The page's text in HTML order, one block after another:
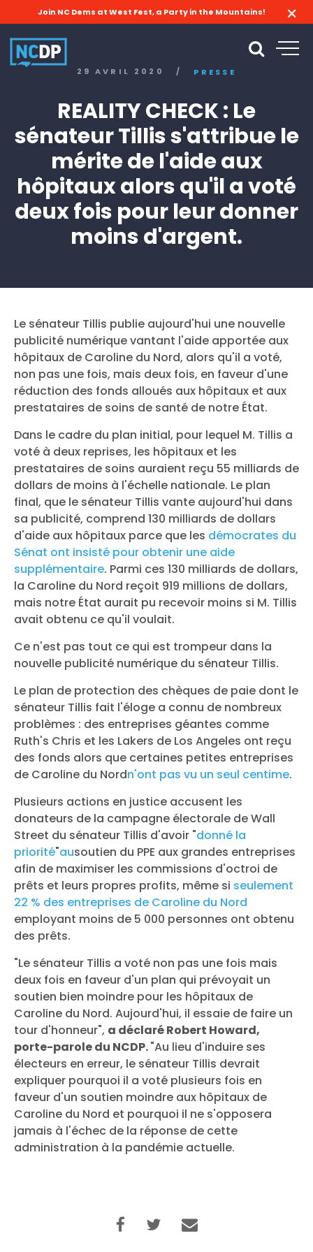
Join NC Dems at West Fest, a Party in the Mountains!
29 AVRIL 2020 / PRESSE
REALITY CHECK : Le
sénateur Tillis s'attribue le
mérite de l'aide aux
hôpitaux alors qu'il a voté
deux fois pour leur donner
moins d'argent.
Le sénateur Tillis publie aujourd'hui une nouvelle
publicité numérique vantant l'aide apportée aux
hôpitaux de Caroline du Nord, alors qu'il a voté,
non pas une fois, mais deux fois, en faveur d'une
réduction des fonds alloués aux hôpitaux et aux
prestataires de soins de santé de notre État.
Dans le cadre du plan initial, pour lequel M. Tillis a
voté à deux reprises, les hôpitaux et les
prestataires de soins auraient reçu 55 milliards de
dollars de moins à l'échelle nationale. Le plan
final, que le sénateur Tillis vante aujourd'hui dans
sa publicité, comprend 130 milliards de dollars
d'aide aux hôpitaux parce que les démocrates du
Sénat ont insisté pour obtenir une aide
supplémentaire. Parmi ces 130 milliards de dollars,
la Caroline du Nord reçoit 919 millions de dollars,
mais notre État aurait pu recevoir moins si M. Tillis
avait obtenu ce qu'il voulait.
Ce n'est pas tout ce qui est trompeur dans la
nouvelle publicité numérique du sénateur Tillis.
Le plan de protection des chèques de paie dont le
sénateur Tillis fait l'éloge a connu de nombreux
problèmes : des entreprises géantes comme
Ruth's Chris et les Lakers de Los Angeles ont reçu
des fonds alors que certaines petites entreprises
de Caroline du Nordn'ont pas vu un seul centime.
Plusieurs actions en justice accusent les
donateurs de la campagne électorale de Wall
Street du sénateur Tillis d'avoir "donné la
priorité"ausoutien du PPE aux grandes entreprises
afin de maximiser les commissions d'octroi de
prêts et leurs propres profits, même si seulement
22 % des entreprises de Caroline du Nord
employant moins de 5 000 personnes ont obtenu
des prêts.
"Le sénateur Tillis a voté non pas une fois mais
deux fois en faveur d'un plan qui prévoyait un
soutien bien moindre pour les hôpitaux de
Caroline du Nord. Aujourd'hui, il essaie de faire un
tour d'honneur", a déclaré Robert Howard,
porte-parole du NCDP."Au lieu d'induire ses
électeurs en erreur, le sénateur Tillis devrait
expliquer pourquoi il a voté plusieurs fois en
faveur d'un soutien moindre aux hôpitaux de
Caroline du Nord et pourquoi il ne s'opposera
jamais à l'échec de la réponse de cette
administration à la pandémie actuelle.